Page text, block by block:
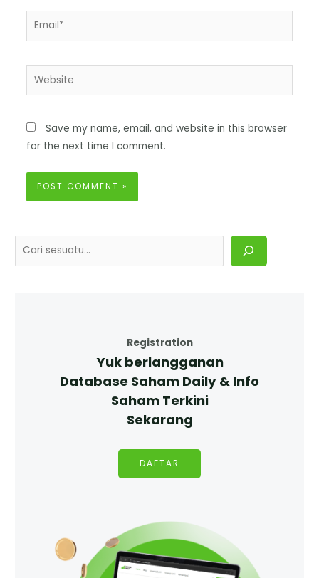
Save my name, email, and website in this browser
for the next time I comment.
Registration
Yuk berlangganan
Database Saham Daily & Info
Saham Terkini
Sekarang
DAFTAR